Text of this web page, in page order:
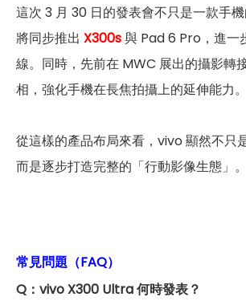
這次 3 月 30 日的發表會不只是一款手
將同步推出 X300s與 Pad 6 Pro，進一
線。同時，先前在 MWC 展出的攝影轉
相，強化手機在長焦拍攝上的延伸能力。
從這樣的產品布局來看，vivo 顯然不只
而是逐步打造完整的「行動影像生態」。
常見問題（FAQ）
Q：vivo X300 Ultra 何時發表？